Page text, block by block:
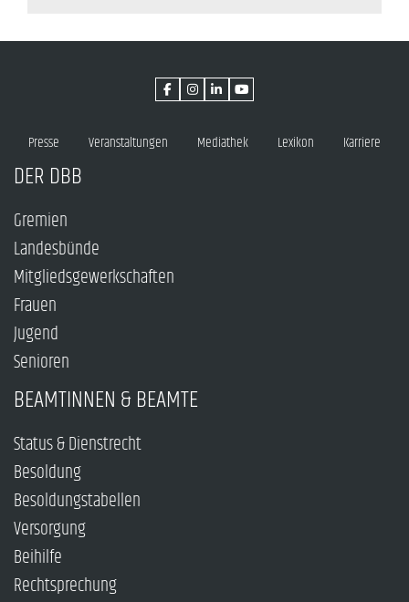
Presse Veranstaltungen Mediathek Lexikon Karriere
DER DBB
Gremien
Landesbünde
Mitgliedsgewerkschaften
Frauen
Jugend
Senioren
BEAMTINNEN & BEAMTE
Status & Dienstrecht
Besoldung
Besoldungstabellen
Versorgung
Beihilfe
Rechtsprechung